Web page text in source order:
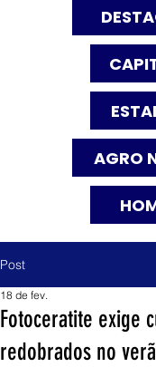
AGRO
Post
Fotoceratite exige
redobrados no
18 de fev.